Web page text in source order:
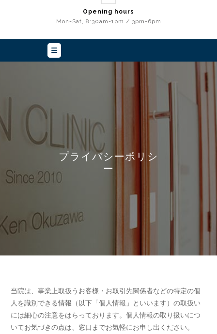
Opening hours
Mon-Sat, 8:30am-1pm / 3pm-6pm
プライバシーポリシ
ー
当院は、事業上取扱うお客様・お取引先関係者などの特定の個
人を識別できる情報（以下「個人情報」といいます）の取扱い
には細心の注意をはらっております。個人情報の取り扱いにつ
いてお気づきの点は、窓口までお気軽にお申し出ください。